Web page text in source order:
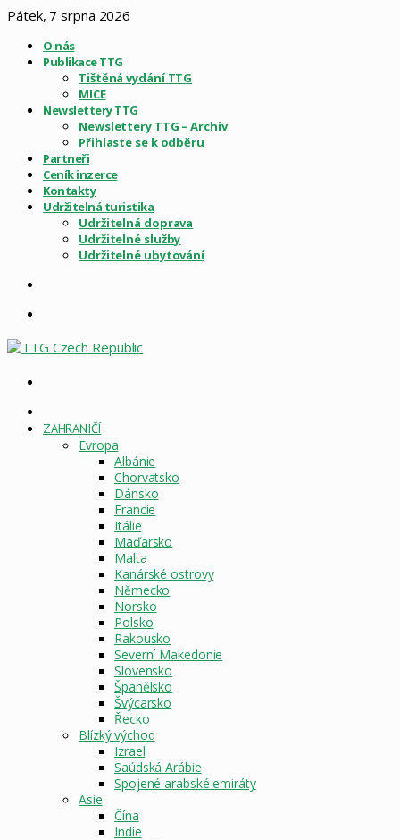
Pátek, 7 srpna 2026
O nás
Publikace TTG
Tištěná vydání TTG
MICE
Newslettery TTG
Newslettery TTG – Archiv
Přihlaste se k odběru
Partneři
Ceník inzerce
Kontakty
Udržitelná turistika
Udržitelná doprava
Udržitelné služby
Udržitelné ubytování
STRÁNKA
ZAHRANIČÍ
Evropa
Albánie
Chorvatsko
Dánsko
Francie
Itálie
Maďarsko
Malta
Kanárské ostrovy
Německo
Norsko
Polsko
Rakousko
Severní Makedonie
Slovensko
Španělsko
Švýcarsko
Řecko
Blízký východ
Izrael
Saúdská Arábie
Spojené arabské emiráty
Asie
Čína
Indie